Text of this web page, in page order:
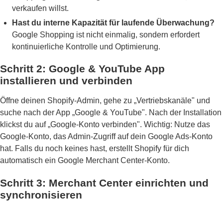
verkaufen willst.
Hast du interne Kapazität für laufende Überwachung?
Google Shopping ist nicht einmalig, sondern erfordert
kontinuierliche Kontrolle und Optimierung.
Schritt 2: Google & YouTube App
installieren und verbinden
Öffne deinen Shopify-Admin, gehe zu „Vertriebskanäle" und
suche nach der App „Google & YouTube". Nach der Installation
klickst du auf „Google-Konto verbinden". Wichtig: Nutze das
Google-Konto, das Admin-Zugriff auf dein Google Ads-Konto
hat. Falls du noch keines hast, erstellt Shopify für dich
automatisch ein Google Merchant Center-Konto.
Schritt 3: Merchant Center einrichten und
synchronisieren